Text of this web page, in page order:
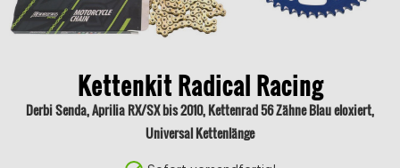
Kettenkit Radical Racing
Derbi Senda, Aprilia RX/SX bis 2010, Kettenrad 56 Zähne Blau eloxiert,
Universal Kettenlänge